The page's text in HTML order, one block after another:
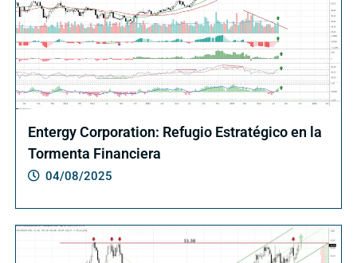
Entergy Corporation: Refugio Estratégico en la
Tormenta Financiera
04/08/2025